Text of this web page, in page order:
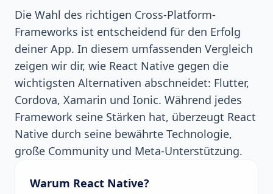
Die Wahl des richtigen Cross-Platform-
Frameworks ist entscheidend für den Erfolg
deiner App. In diesem umfassenden Vergleich
zeigen wir dir, wie React Native gegen die
wichtigsten Alternativen abschneidet: Flutter,
Cordova, Xamarin und Ionic. Während jedes
Framework seine Stärken hat, überzeugt React
Native durch seine bewährte Technologie,
große Community und Meta-Unterstützung.
Warum React Native?